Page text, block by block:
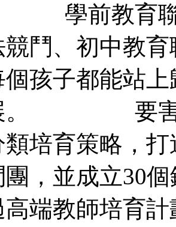
教育聯合
鬥、初中教
個孩子都能站
。 要害在
培育策略，
團，並成
端教師培育